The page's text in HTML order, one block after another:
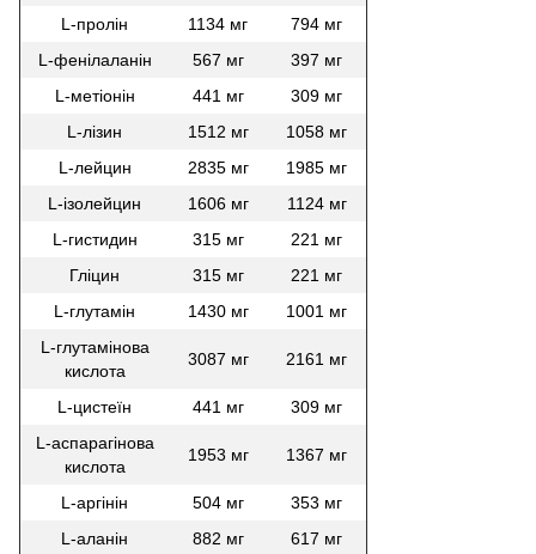
L-пролін
1134 мг
794 мг
L-фенілаланін
567 мг
397 мг
L-метіонін
441 мг
309 мг
L-лізин
1512 мг
1058 мг
L-лейцин
2835 мг
1985 мг
L-ізолейцин
1606 мг
1124 мг
L-гистидин
315 мг
221 мг
Гліцин
315 мг
221 мг
L-глутамін
1430 мг
1001 мг
L-глутамінова
кислота
3087 мг 2161 мг
L-цистеїн 441 мг
309 мг
L-аспарагінова
кислота
1953 мг 1367 мг
L-аргінін 504 мг
353 мг
L-аланін
882 мг
617 мг